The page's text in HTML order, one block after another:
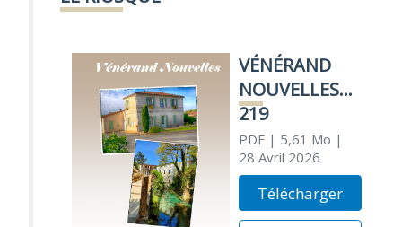
VÉNÉRAND
NOUVELLES
219
PDF| 5,61 Mo |
28 Avril 2026
Télécharger